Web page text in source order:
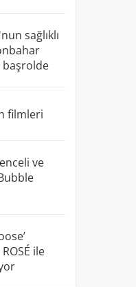
sağlıklı
başrolde
filmleri
ve
ile